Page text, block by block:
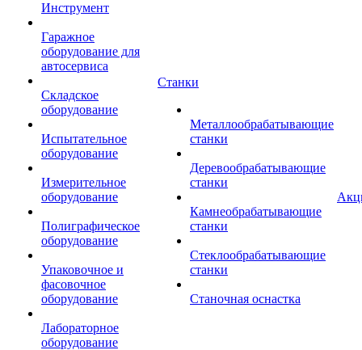
Инструмент
Гаражное
оборудование для
автосервиса
Складское
оборудование
Испытательное
оборудование
Измерительное
оборудование
Полиграфическое
оборудование
Упаковочное и
фасовочное
оборудование
Лабораторное
оборудование
Станки
Металлообрабатывающие
станки
Деревообрабатывающие
станки
Камнеобрабатывающие
станки
Стеклообрабатывающие
станки
Станочная оснастка